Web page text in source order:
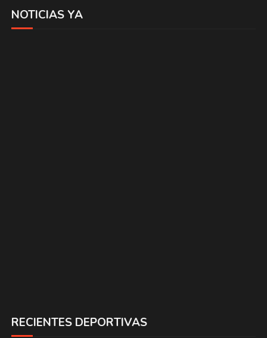
NOTICIAS YA
RECIENTES DEPORTIVAS